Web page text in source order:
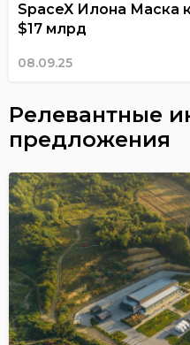
SpaceX Илона Маска
$17 млрд
08.09.25
Релевантные
предложения